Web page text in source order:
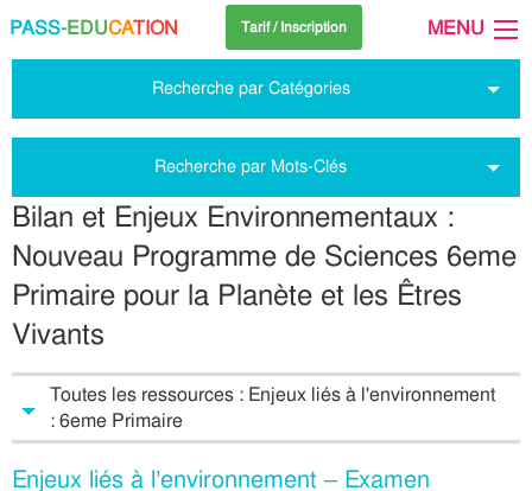
PASS-EDUCATION Tarif / Inscription MENU
Recherche par Catégories
Recherche par Mots-Clés
Bilan et Enjeux Environnementaux :
Nouveau Programme de Sciences 6eme
Primaire pour la Planète et les Êtres
Vivants
Toutes les ressources : Enjeux liés à l'environnement
: 6eme Primaire
Enjeux liés à l’environnement – Examen